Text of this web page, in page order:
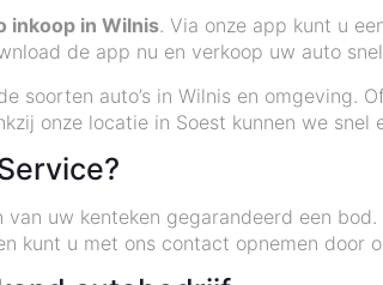
inkoop in Wilnis. Via onze app kunt u
de app nu en verkoop uw auto
soorten auto’s in Wilnis en omgeving.
onze locatie in Soest kunnen we
uw kenteken gegarandeerd een
kunt u met ons contact opnemen door